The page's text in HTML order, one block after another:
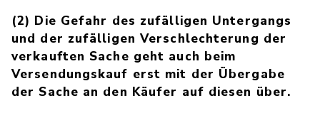
(2) Die Gefahr des zufälligen Untergangs
und der zufälligen Verschlechterung der
verkauften Sache geht auch beim
Versendungskauf erst mit der Übergabe
der Sache an den Käufer auf diesen über.